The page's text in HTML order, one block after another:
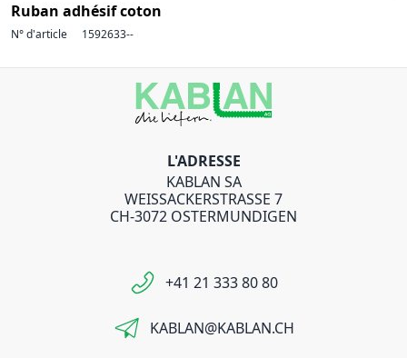
Ruban adhésif coton
N° d'article 1592633--
L'ADRESSE
KABLAN SA
WEISSACKERSTRASSE 7
CH-3072 OSTERMUNDIGEN
+41 21 333 80 80
KABLAN@KABLAN.CH